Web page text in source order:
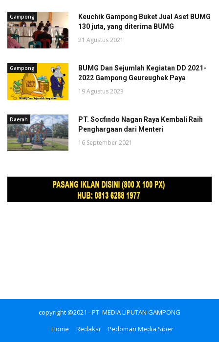
Gampong
Keuchik Gampong Buket Jual Aset BUMG
130 juta, yang diterima BUMG
21 Agustus 2021
Gampong
BUMG Dan Sejumlah Kegiatan DD 2021-
2022 Gampong Geureughek Paya
19 Agustus 2023
Daerah
PT. Socfindo Nagan Raya Kembali Raih
Penghargaan dari Menteri
16 September 2021
copyright @2021 - PT. MEDIA LIPUTAN GAMPONG
Home
Redaksi Pedoman Media Siber